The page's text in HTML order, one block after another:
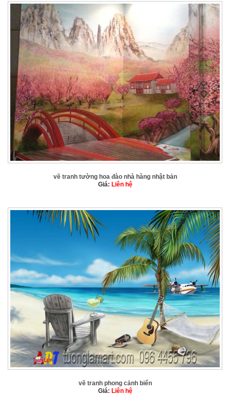
vẽ tranh tường hoa đào nhà hàng nhật bản
Giá: Liên hệ
vẽ tranh phong cảnh biển
Giá: Liên hệ